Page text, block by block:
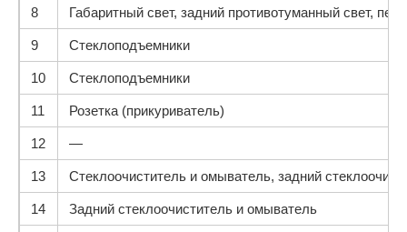
8 Габаритный свет, задний противотуманный свет,
9 Стеклоподъемники
10 Стеклоподъемники
11 Розетка (прикуриватель)
12 —
13 Стеклоочиститель и омыватель, задний
14 Задний стеклоочиститель и омыватель